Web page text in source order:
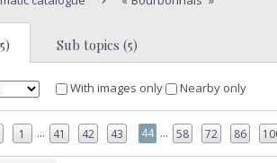
Sub topics (5)
With images only Nearby only
1 ... 41 42 43 44 ... 58 72 86